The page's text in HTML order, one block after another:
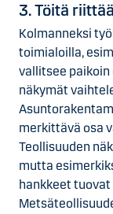
3. Töitä
Kolmanneksi
toimialoilla,
vallitsee
näkymät
merkittävä osa
Teollisuuden
mutta
hankkeet